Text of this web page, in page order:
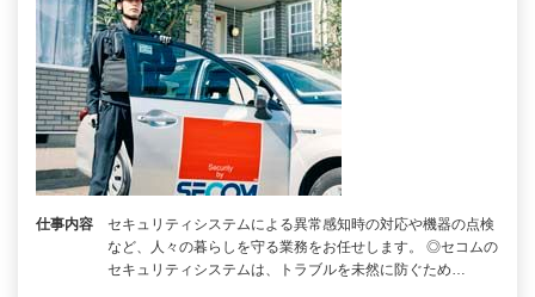
仕事内容
セキュリティシステムによる異常感知時の対応や機器の点検
など、人々の暮らしを守る業務をお任せします。 ◎セコムの
セキュリティシステムは、トラブルを未然に防ぐため…